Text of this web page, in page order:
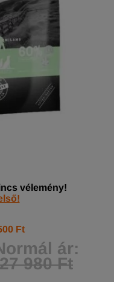
vélemény!
Ft
ár:
27 980 Ft